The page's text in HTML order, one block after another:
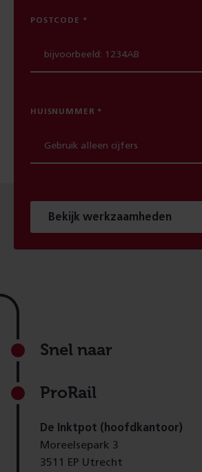
POSTCODE
HUISNUMMER
Bekijk werkzaamheden
Footer
Snel naar
ProRail
De Inktpot (hoofdkantoor)
Moreelsepark 3
3511 EP Utrecht